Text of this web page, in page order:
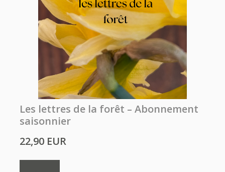
Les lettres de la forêt – Abonnement
saisonnier
22,90 EUR